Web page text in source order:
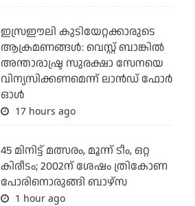
ഇസ്രഈലി കുടിയേറ്റക്കാരുടെ
ആക്രമണങ്ങള്‍: വെസ്റ്റ് ബാങ്കില്‍
അന്താരാഷ്ട്ര സുരക്ഷാ സേനയെ
വിന്യസിക്കണമെന്ന് ലാന്‍ഡ് ഫോര്‍
ഓള്‍
17 hours ago
45 മിനിട്ട് മത്സരം, മൂന്ന് ടീം, ഒറ്റ
കിരീടം; 2002ന് ശേഷം ത്രികോണ
പോരിനൊരുങ്ങി ബാഴ്‌സ
1 hour ago